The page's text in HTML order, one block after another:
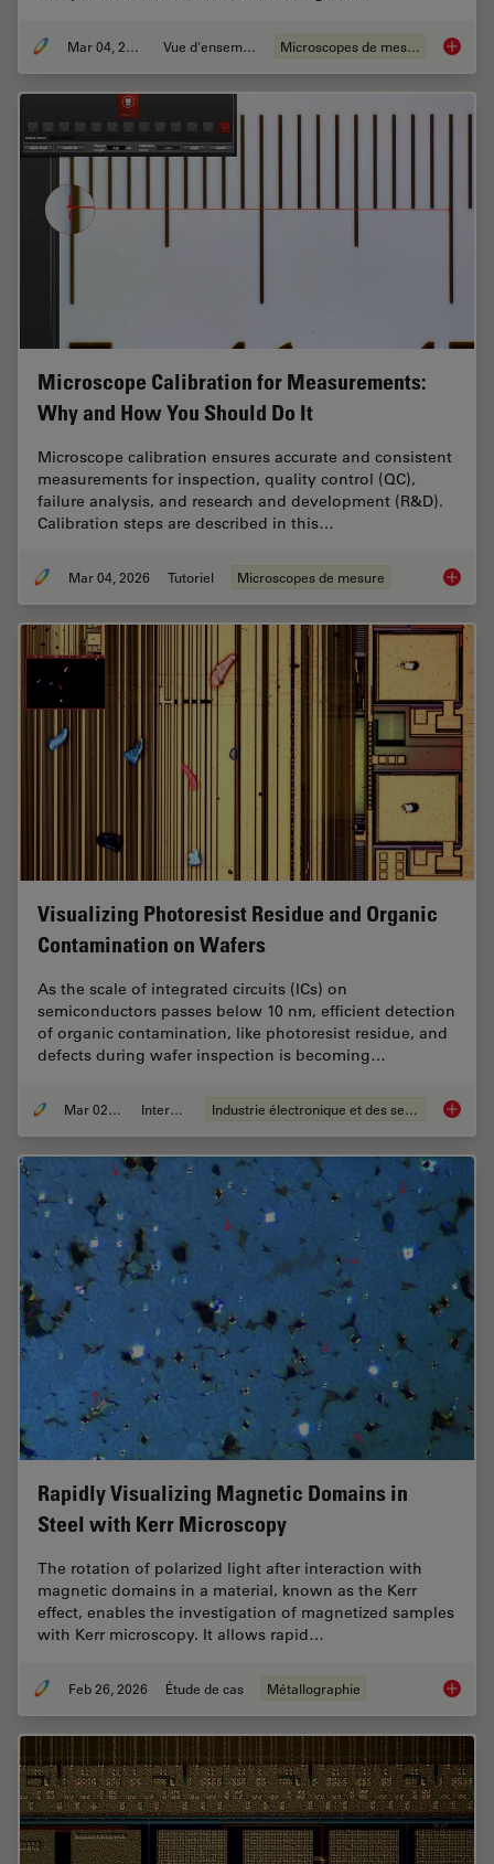
Mar 04, 2026 Vue d'ensemble Microscopes de mesure How to
Microscope Calibration for Measurements:
Why and How You Should Do It
Microscope calibration ensures accurate and consistent
measurements for inspection, quality control (QC),
failure analysis, and research and development (R&D).
Calibration steps are described in this…
Mar 04, 2026 Tutoriel Microscopes de mesure
Visualizing Photoresist Residue and Organic
Contamination on Wafers
As the scale of integrated circuits (ICs) on
semiconductors passes below 10 nm, efficient detection
of organic contamination, like photoresist residue, and
defects during wafer inspection is becoming…
Mar 02, 2026 Interviews Industrie électronique et des semi-conducteurs
Rapidly Visualizing Magnetic Domains in
Steel with Kerr Microscopy
The rotation of polarized light after interaction with
magnetic domains in a material, known as the Kerr
effect, enables the investigation of magnetized samples
with Kerr microscopy. It allows rapid…
Feb 26, 2026 Étude de cas Métallographie